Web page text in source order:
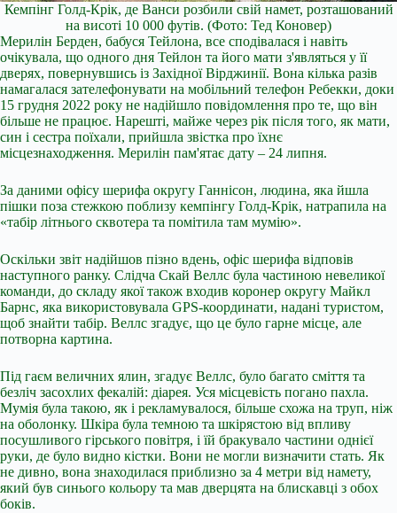
Кемпінг Голд-Крік, де Ванси розбили свій намет, розташований
на висоті 10 000 футів. (Фото: Тед Коновер)
Мерилін Берден, бабуся Тейлона, все сподівалася і навіть
очікувала, що одного дня Тейлон та його мати з'являться у її
дверях, повернувшись із Західної Вірджинії. Вона кілька разів
намагалася зателефонувати на мобільний телефон Ребекки, доки
15 грудня 2022 року не надійшло повідомлення про те, що він
більше не працює. Нарешті, майже через рік після того, як мати,
син і сестра поїхали, прийшла звістка про їхнє
місцезнаходження. Мерилін пам'ятає дату – 24 липня.
За даними офісу шерифа округу Ганнісон, людина, яка йшла
пішки поза стежкою поблизу кемпінгу Голд-Крік, натрапила на
«табір літнього сквотера та помітила там мумію».
Оскільки звіт надійшов пізно вдень, офіс шерифа відповів
наступного ранку. Слідча Скай Веллс була частиною невеликої
команди, до складу якої також входив коронер округу Майкл
Барнс, яка використовувала GPS-координати, надані туристом,
щоб знайти табір. Веллс згадує, що це було гарне місце, але
потворна картина.
Під гаєм величних ялин, згадує Веллс, було багато сміття та
безліч засохлих фекалій: діарея. Уся місцевість погано пахла.
Мумія була такою, як і рекламувалося, більше схожа на труп, ніж
на оболонку. Шкіра була темною та шкірястою від впливу
посушливого гірського повітря, і їй бракувало частини однієї
руки, де було видно кістки. Вони не могли визначити стать. Як
не дивно, вона знаходилася приблизно за 4 метри від намету,
який був синього кольору та мав дверцята на блискавці з обох
боків.